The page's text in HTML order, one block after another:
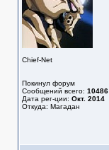
Chief-Net
Покинул форум
Сообщений всего: 10486
Дата рег-ции: Окт. 2014
Откуда: Магадан